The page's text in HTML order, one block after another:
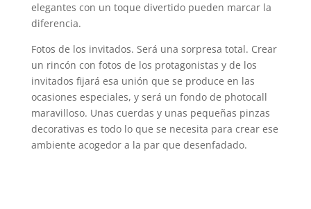
elegantes con un toque divertido pueden marcar la
diferencia.
Fotos de los invitados. Será una sorpresa total. Crear
un rincón con fotos de los protagonistas y de los
invitados fijará esa unión que se produce en las
ocasiones especiales, y será un fondo de photocall
maravilloso. Unas cuerdas y unas pequeñas pinzas
decorativas es todo lo que se necesita para crear ese
ambiente acogedor a la par que desenfadado.